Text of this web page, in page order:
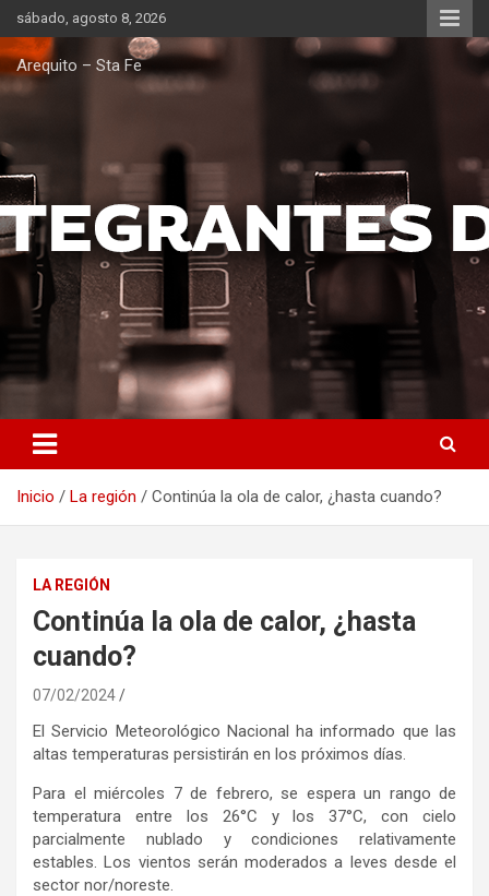
Saltar
al
contenido
sábado, agosto 8, 2026
Arequito – Sta Fe
Inicio La región Continúa la ola de calor, ¿hasta cuando?
LA REGIÓN
Continúa la ola de calor, ¿hasta
cuando?
07/02/2024
El Servicio Meteorológico Nacional ha informado que las
altas temperaturas persistirán en los próximos días.
Para el miércoles 7 de febrero, se espera un rango de
temperatura entre los 26°C y los 37°C, con cielo
parcialmente nublado y condiciones relativamente
estables. Los vientos serán moderados a leves desde el
sector nor/noreste.